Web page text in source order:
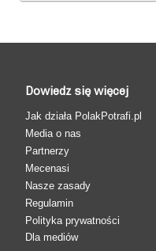
Dowiedz się więcej
Jak działa PolakPotrafi.pl
Media o nas
Partnerzy
Mecenasi
Nasze zasady
Regulamin
Polityka prywatności
Dla mediów